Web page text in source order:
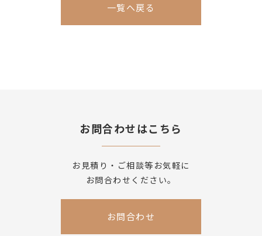
一覧へ戻る
お問合わせはこちら
お見積り・ご相談等お気軽に
お問合わせください。
お問合わせ